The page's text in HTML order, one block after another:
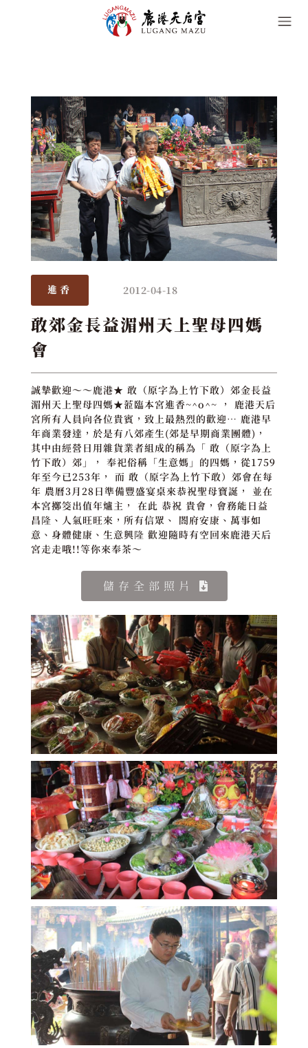
進香 2012-04-18
敢郊金長益湄州天上聖母四媽
會
誠摯歡迎～～鹿港★ 敢（原字為上竹下敢）郊金長益
湄州天上聖母四媽★蒞臨本宮進香~^o^~ ， 鹿港天后
宮所有人員向各位貴賓，致上最熱烈的歡迎… 鹿港早
年商業發達，於是有八郊產生(郊是早期商業團體)，
其中由經營日用雜貨業者組成的稱為「 敢（原字為上
竹下敢）郊」， 奉祀俗稱「生意媽」的四媽，從1759
年至今已253年， 而 敢（原字為上竹下敢）郊會在每
年 農曆3月28日準備豐盛宴桌來恭祝聖母寶誕， 並在
本宮擲筊出值年爐主， 在此 恭祝 貴會，會務能日益
昌隆、人氣旺旺來，所有信眾、 閤府安康、萬事如
意、身體健康、生意興隆 歡迎隨時有空回來鹿港天后
宮走走哦!!等你來奉茶～
儲存全部照片